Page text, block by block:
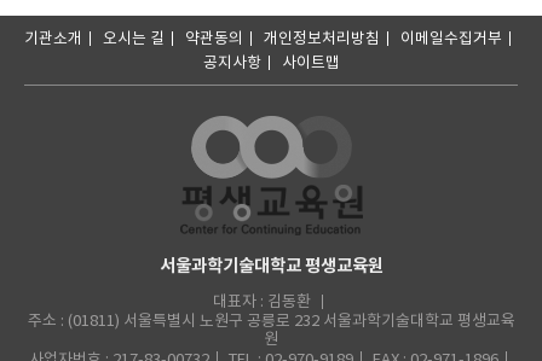
기관소개 오시는 길 약관동의 개인정보처리방침
이메일수집거부
공지사항
사이트맵
서울과학기술대학교 평생교육원
대표자 : 김동환
주소 : (01811) 서울특별시 노원구 공릉로 232 서울과학기술대학교 평생교육
원